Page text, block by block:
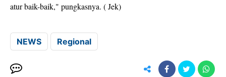
atur baik-baik," pungkasnya. ( Jek)
NEWS Regional